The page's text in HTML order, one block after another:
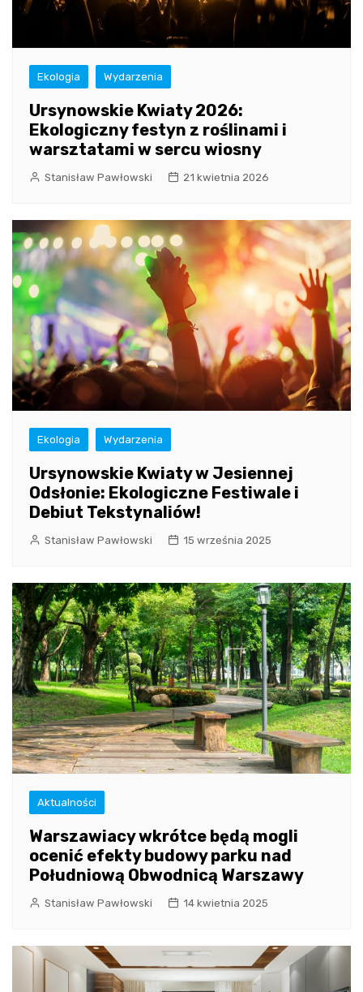
Ekologia Wydarzenia
Ursynowskie Kwiaty 2026:
Ekologiczny festyn z roślinami i
warsztatami w sercu wiosny
Stanisław Pawłowski 21 kwietnia 2026
Ekologia Wydarzenia
Ursynowskie Kwiaty w Jesiennej
Odsłonie: Ekologiczne Festiwale i
Debiut Tekstynaliów!
Stanisław Pawłowski 15 września 2025
Aktualności
Warszawiacy wkrótce będą mogli
ocenić efekty budowy parku nad
Południową Obwodnicą Warszawy
Stanisław Pawłowski 14 kwietnia 2025